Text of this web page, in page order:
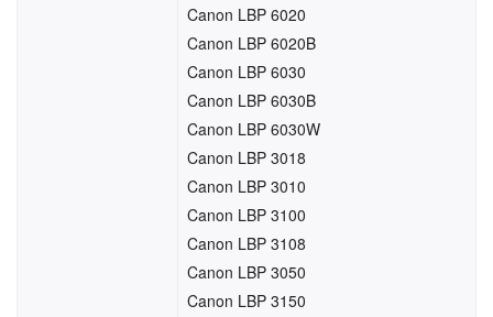
Canon LBP 6020
Canon LBP 6020B
Canon LBP 6030
Canon LBP 6030B
Canon LBP 6030W
Canon LBP 3018
Canon LBP 3010
Canon LBP 3100
Canon LBP 3108
Canon LBP 3050
Canon LBP 3150